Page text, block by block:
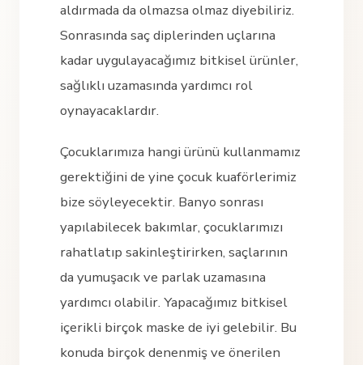
aldırmada da olmazsa olmaz diyebiliriz.
Sonrasında saç diplerinden uçlarına
kadar uygulayacağımız bitkisel ürünler,
sağlıklı uzamasında yardımcı rol
oynayacaklardır.
Çocuklarımıza hangi ürünü kullanmamız
gerektiğini de yine çocuk kuaförlerimiz
bize söyleyecektir. Banyo sonrası
yapılabilecek bakımlar, çocuklarımızı
rahatlatıp sakinleştirirken, saçlarının
da yumuşacık ve parlak uzamasına
yardımcı olabilir. Yapacağımız bitkisel
içerikli birçok maske de iyi gelebilir. Bu
konuda birçok denenmiş ve önerilen